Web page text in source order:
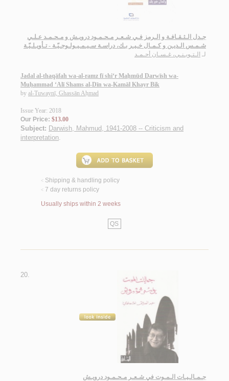
جـدل الـثـقـافـة و الـرمز فـي شـعـر مـحـمـود درويـش و مـحـمـد عـلـي
شـمـس الـديـن و كـمـال خـيـر بـك، دراسـة سـيـمـيـولـوجـيّـة - تـأويـلـيّـة
لـ الـتـويـنـي، غـسـان أحـمـد
Jadal al-thaqāfah wa-al-ramz fī shi‘r Maḥmūd Darwīsh wa-
Muḥammad ‘Alī Shams al-Dīn wa-Kamāl Khayr Bik
by al-Tuwaynī, Ghassān Aḥmad
Issue Year: 2018
Our Price: $13.00
Subject: Darwish, Mahmud, 1941-2008 -- Criticism and
interpretation.
< Shipping & handling policy
< 7 day returns policy
Usually ships within 2 weeks
QS
20.
جـمـالـيـات الـمـوت في شـعـر مـحـمـود درويـش